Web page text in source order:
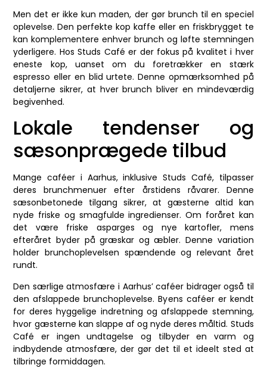
Men det er ikke kun maden, der gør brunch til en speciel
oplevelse. Den perfekte kop kaffe eller en friskbrygget te
kan komplementere enhver brunch og løfte stemningen
yderligere. Hos Studs Café er der fokus på kvalitet i hver
eneste kop, uanset om du foretrækker en stærk
espresso eller en blid urtete. Denne opmærksomhed på
detaljerne sikrer, at hver brunch bliver en mindeværdig
begivenhed.
Lokale tendenser og
sæsonprægede tilbud
Mange caféer i Aarhus, inklusive Studs Café, tilpasser
deres brunchmenuer efter årstidens råvarer. Denne
sæsonbetonede tilgang sikrer, at gæsterne altid kan
nyde friske og smagfulde ingredienser. Om foråret kan
det være friske asparges og nye kartofler, mens
efteråret byder på græskar og æbler. Denne variation
holder brunchoplevelsen spændende og relevant året
rundt.
Den særlige atmosfære i Aarhus’ caféer bidrager også til
den afslappede brunchoplevelse. Byens caféer er kendt
for deres hyggelige indretning og afslappede stemning,
hvor gæsterne kan slappe af og nyde deres måltid. Studs
Café er ingen undtagelse og tilbyder en varm og
indbydende atmosfære, der gør det til et ideelt sted at
tilbringe formiddagen.